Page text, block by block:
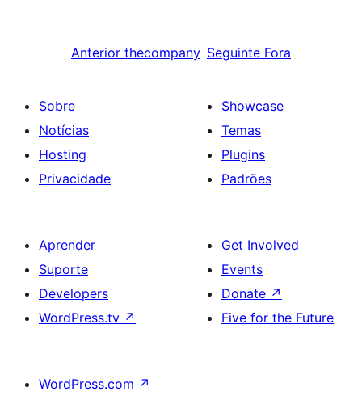
Anterior thecompany Seguinte Fora
Sobre
Notícias
Hosting
Privacidade
Showcase
Temas
Plugins
Padrões
Aprender
Suporte
Developers
WordPress.tv ↗
Get Involved
Events
Donate ↗
Five for the Future
WordPress.com ↗